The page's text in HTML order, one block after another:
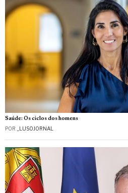
Saúde: Os ciclos dos homens
POR _LUSOJORNAL